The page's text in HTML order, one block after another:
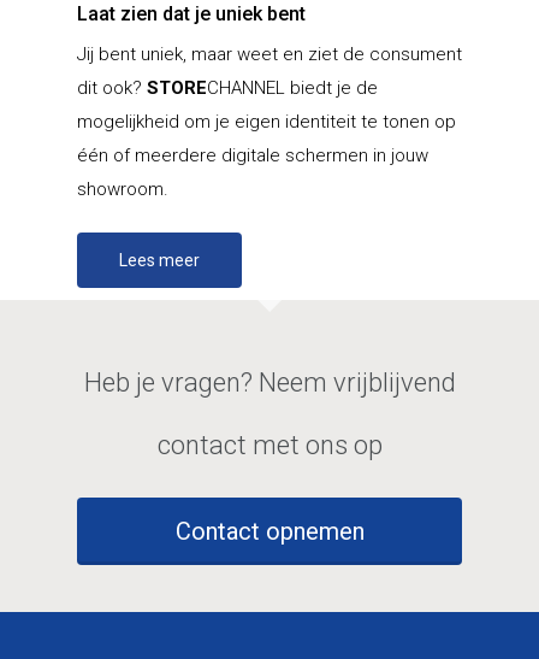
Laat zien dat je uniek bent
Jij bent uniek, maar weet en ziet de consument
dit ook? STORECHANNEL biedt je de
mogelijkheid om je eigen identiteit te tonen op
één of meerdere digitale schermen in jouw
showroom.
Lees meer
Heb je vragen? Neem vrijblijvend
contact met ons op
Contact opnemen